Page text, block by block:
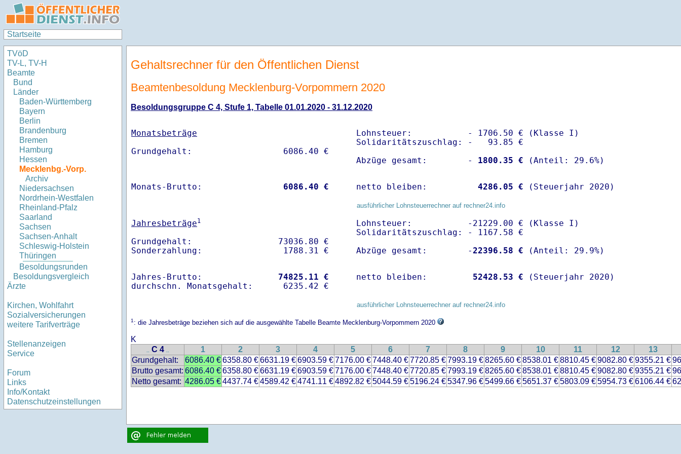
Startseite
TVöD
TV-L, TV-H
Beamte
Bund
Länder
Baden-Württemberg
Bayern
Berlin
Brandenburg
Bremen
Hamburg
Hessen
Mecklenbg.-Vorp.
Archiv
Niedersachsen
Nordrhein-Westfalen
Rheinland-Pfalz
Saarland
Sachsen
Sachsen-Anhalt
Schleswig-Holstein
Thüringen
Besoldungsrunden
Besoldungsvergleich
Ärzte
Kirchen, Wohlfahrt
Sozialversicherungen
weitere Tarifverträge
Stellenanzeigen
Service
Forum
Links
Info/Kontakt
Datenschutzeinstellungen
Gehaltsrechner für den Öffentlichen Dienst
Beamtenbesoldung Mecklenburg-Vorpommern 2020
Besoldungsgruppe C 4, Stufe 1, Tabelle 01.01.2020 - 31.12.2020
Monatsbeträge
Lohnsteuer:           - 1706.50 € (Klasse I)
Solidaritätszuschlag: -   93.85 €
Abzüge gesamt:        -
1800.35 €
Monats-Brutto: 6086.40 € netto bleiben: 4286.05 € (Steuerjahr 2020)
ausführlicher Lohnsteuerrechner auf rechner24.info
Jahresbeträge1
Grundgehalt:                 73036.80 €
Lohnsteuer:           -21229.00 € (Klasse I)
Solidaritätszuschlag: - 1167.58 €
Abzüge gesamt:        -22396.58 €
Jahres-Brutto: 74825.11 €
netto bleiben: 52428.53 € (Steuerjahr 2020)
ausführlicher Lohnsteuerrechner auf rechner24.info
1: die Jahresbeträge beziehen sich auf die ausgewählte Tabelle Beamte Mecklenburg-Vorpommern 2020
K
.. C 4 .. 1 2 3 4 5 6 7 8 9 10 11 12
13
Grundgehalt:
6086.40 €6358.80 €6631.19 €6903.59 €7176.00 €7448.40 €7720.85 €7993.19 €8265.60 €8538.01 €8810.45 €9082.80 €9355.21 €
Brutto gesamt: 6086.40 €6358.80 €6631.19 €6903.59 €7176.00 €7448.40 €7720.85 €7993.19 €8265.60 €8538.01 €8810.45 €9082.80 €9355.21 €
Netto gesamt: 4286.05 €4437.74 €4589.42 €4741.11 €4892.82 €5044.59 €5196.24 €5347.96 €5499.66 €5651.37 €5803.09 €5954.73 €6106.44 €